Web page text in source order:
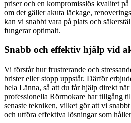
priser och en kompromisslös kvalitet
om det gäller akuta läckage,
kan vi snabbt vara på plats och
fungerar optimalt.
Snabb och effektiv hjälp vid
Vi förstår hur frustrerande och
brister eller stopp uppstår. Därför
hela Länna, så att du får hjälp direkt
professionella Rörmokare har tillgång
senaste tekniken, vilket gör att vi
och utföra effektiva lösningar som